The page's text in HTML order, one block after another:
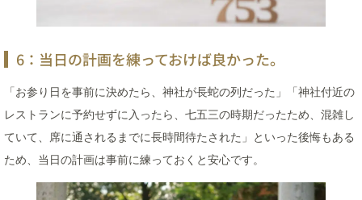
6：当日の計画を練っておけば良かった。
「お参り日を事前に決めたら、神社が長蛇の列だった」「神社付近の
レストランに予約せずに入ったら、七五三の時期だったため、混雑し
ていて、席に通されるまでに長時間待たされた」といった後悔もある
ため、当日の計画は事前に練っておくと安心です。